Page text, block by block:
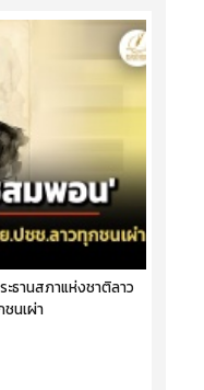
ธานสภาแห่งชาติลาว
นเผ่า